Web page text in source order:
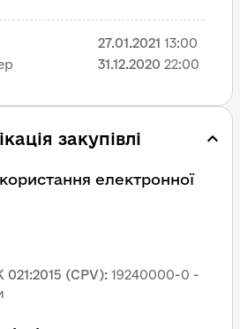
закупівлі
електронної
(CPV): 19240000-0 -
27.01.2021 13:00
31.12.2020 22:00